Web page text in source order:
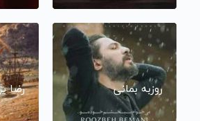
روزبه بمانی رضا